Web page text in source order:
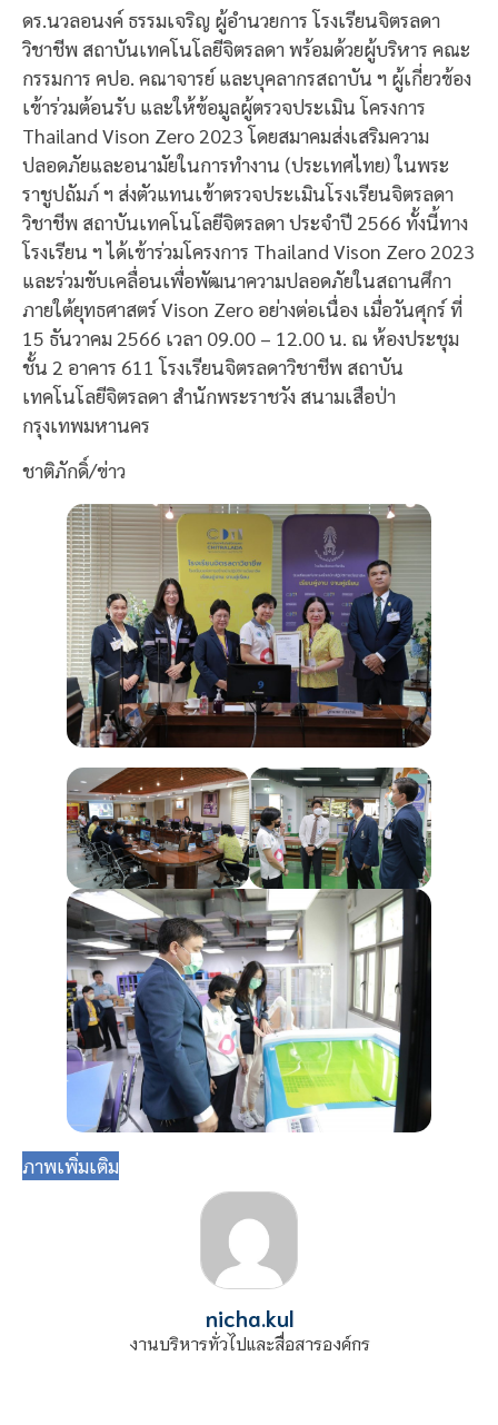
ดร.นวลอนงค์ ธรรมเจริญ ผู้อำนวยการ โรงเรียนจิตรลดา
วิชาชีพ สถาบันเทคโนโลยีจิตรลดา พร้อมด้วยผู้บริหาร คณะ
กรรมการ คปอ. คณาจารย์ และบุคลากรสถาบัน ฯ ผู้เกี่ยวข้อง
เข้าร่วมต้อนรับ และให้ข้อมูลผู้ตรวจประเมิน โครงการ
Thailand Vison Zero 2023 โดยสมาคมส่งเสริมความ
ปลอดภัยและอนามัยในการทำงาน (ประเทศไทย) ในพระ
ราชูปถัมภ์ ฯ ส่งตัวแทนเข้าตรวจประเมินโรงเรียนจิตรลดา
วิชาชีพ สถาบันเทคโนโลยีจิตรลดา ประจำปี 2566 ทั้งนี้ทาง
โรงเรียน ฯ ได้เข้าร่วมโครงการ Thailand Vison Zero 2023
และร่วมขับเคลื่อนเพื่อพัฒนาความปลอดภัยในสถานศึกา
ภายใต้ยุทธศาสตร์ Vison Zero อย่างต่อเนื่อง เมื่อวันศุกร์ ที่
15 ธันวาคม 2566 เวลา 09.00 – 12.00 น. ณ ห้องประชุม
ชั้น 2 อาคาร 611 โรงเรียนจิตรลดาวิชาชีพ สถาบัน
เทคโนโลยีจิตรลดา สำนักพระราชวัง สนามเสือป่า
กรุงเทพมหานคร
ชาติภักดิ์/ข่าว
ภาพเพิ่มเติม
nicha.kul
งานบริหารทั่วไปและสื่อสารองค์กร